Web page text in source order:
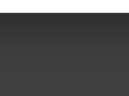
om functies